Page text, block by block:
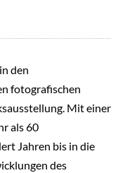
den
fotografischen
Mit einer
als 60
Jahren bis in die
des